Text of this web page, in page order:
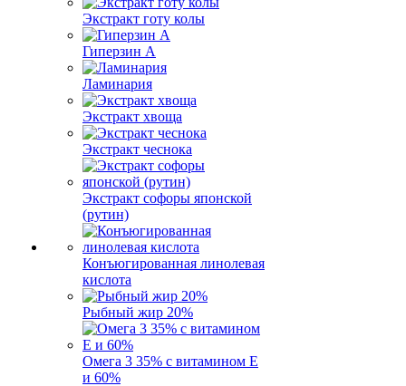
Экстракт готу колы
Гиперзин А
Ламинария
Экстракт хвоща
Экстракт чеснока
Экстракт софоры японской
(рутин)
Конъюгированная линолевая
кислота
Рыбный жир 20%
Омега 3 35% с витамином Е
и 60%